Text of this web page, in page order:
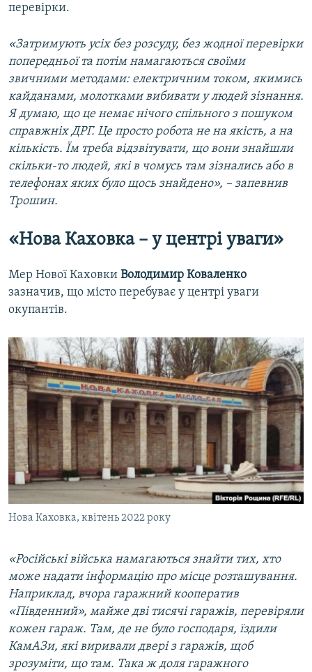
перевірки.
«Затримують усіх без розсуду, без жодної перевірки
попередньої та потім намагаються своїми
звичними методами: електричним током, якимись
кайданами, молотками вибивати у людей зізнання.
Я думаю, що це немає нічого спільного з пошуком
справжніх ДРГ. Це просто робота не на якість, а на
кількість. Їм треба відзвітувати, що вони знайшли
скільки-то людей, які в чомусь там зізнались або в
телефонах яких було щось знайдено», – запевнив
Трошин.
«Нова Каховка – у центрі уваги»
Мер Нової Каховки Володимир Коваленко
зазначив, що місто перебуває у центрі уваги
окупантів.
Нова Каховка, квітень 2022 року
«Російські війська намагаються знайти тих, хто
може надати інформацію про місце розташування.
Наприклад, вчора гаражний кооператив
«Південний», майже дві тисячі гаражів, перевіряли
кожен гараж. Там, де не було господаря, їздили
КамАЗи, які виривали двері з гаражів, щоб
зрозуміти, що там. Така ж доля гаражного